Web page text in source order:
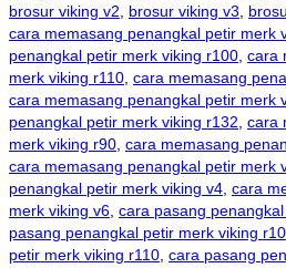
brosur viking v2, brosur viking v3,
cara memasang penangkal petir merk
penangkal petir merk viking r100, cara
merk viking r110, cara memasang
cara memasang penangkal petir merk
penangkal petir merk viking r132, cara
merk viking r90, cara memasang
cara memasang penangkal petir merk
penangkal petir merk viking v4, cara
merk viking v6, cara pasang
pasang penangkal petir merk viking
petir merk viking r110, cara pasang